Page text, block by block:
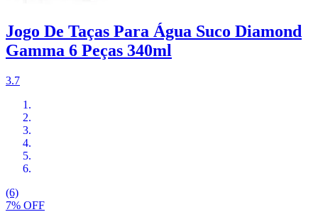
Jogo De Taças Para Água Suco Diamond
Gamma 6 Peças 340ml
3.7
(6)
7% OFF